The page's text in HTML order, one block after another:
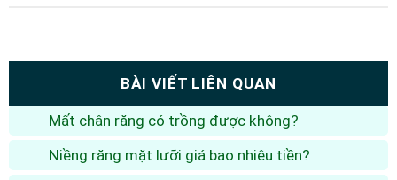
BÀI VIẾT LIÊN QUAN
Mất chân răng có trồng được không?
Niềng răng mặt lưỡi giá bao nhiêu tiền?